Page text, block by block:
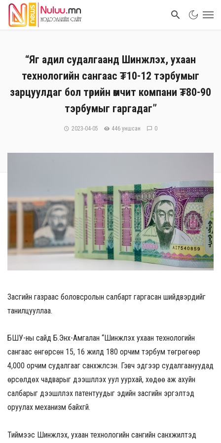
“Яг адил судалгаанд Шинжлэх, ухаан
технологийн сангаас ₮10-12 тэрбумыг
зарцуулдаг бол төрийн өмчит компани ₮80-90
тэрбумыг гаргадаг”
2023-04-05 446 уншсан 0
Засгийн газраас боловсролын салбарт гаргасан шийдвэрүүдийг
танилцууллаа.
БШУ-ны сайд Б.Энх-Амгалан “Шинжлэх ухаан технологийн
сангаас өнгөрсөн 15, 16 жилд 180 орчим тэрбум төгрөгөөр
4,000 орчим судалгааг санхүүжүүлсэн. Гэвч эдгээр судалгаануудад
өрсөлдөх чадварыг дээшлүүлэх уул уурхай, хөдөө аж ахуйн
салбарыг дээшлүүлэх патентуудыг эдийн засгийн эргэлтэд
оруулах механизм байхгүй.
Тиймээс Шинжлэх, ухаан технологийн сангийн санхүүжилтэд